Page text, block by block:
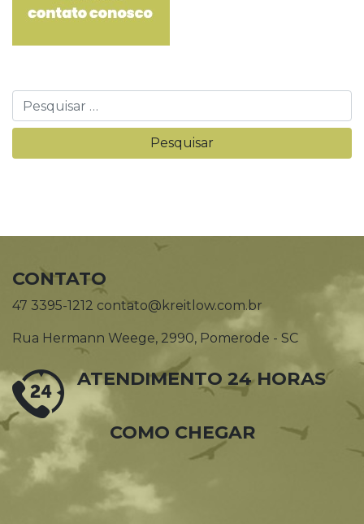
CONTATO
47 3395-1212 contato@kreitlow.com.br
Rua Hermann Weege, 2990, Pomerode - SC
ATENDIMENTO 24 HORAS
COMO CHEGAR